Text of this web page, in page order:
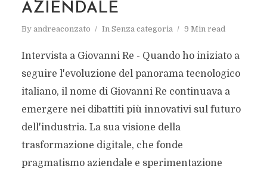
AZIENDALE
By andreaconzato In Senza categoria 9 Min read
Intervista a Giovanni Re - Quando ho iniziato a
seguire l'evoluzione del panorama tecnologico
italiano, il nome di Giovanni Re continuava a
emergere nei dibattiti più innovativi sul futuro
dell'industria. La sua visione della
trasformazione digitale, che fonde
pragmatismo aziendale e sperimentazione